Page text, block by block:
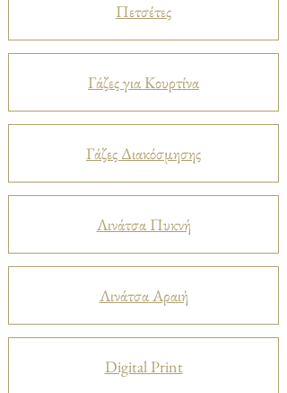
Πετσέτες
Γάζες για Κουρτίνα
Γάζες Διακόσμησης
Λινάτσα Πυκνή
Λινάτσα Αραιή
Digital Print